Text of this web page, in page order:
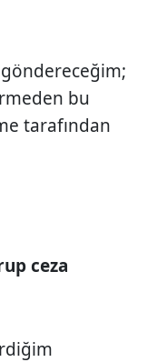
göndereceğim;
bu
tarafından
ceza